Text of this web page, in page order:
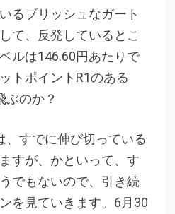
るブリッシュなガート
て、反発しているとこ
ルは146.60円あたりで
トポイントR1のある
ぶのか？
、すでに伸び切っている
すが、かといって、す
でもないので、引き続
を見ていきます。6月30